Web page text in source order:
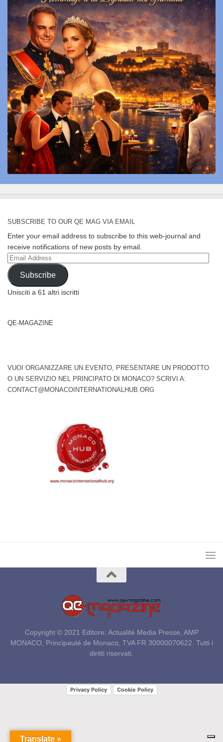
SUBSCRIBE TO OUR QE MAG VIA EMAIL
Enter your email address to subscribe to this web-journal and
receive notifications of new posts by email.
Email
Address
Subscribe
Unisciti a 61 altri iscritti
QE-MAGAZINE
VUOI ORGANIZZARE UN EVENTO, PRESENTARE UN PRODOTTO
O UN SERVIZIO NEL PRINCIPATO DI MONACO? SCRIVI A:
CONTACT@MONACOINTERNATIONALHUB.ORG
Copyright © 2021 Editore: Actualité Media Presse, AMP
MONACO, Principauté de Monaco, TVA FR 30000070622. Tutti i
diritti riservati.
Translate »
Privacy Policy Cookie Policy